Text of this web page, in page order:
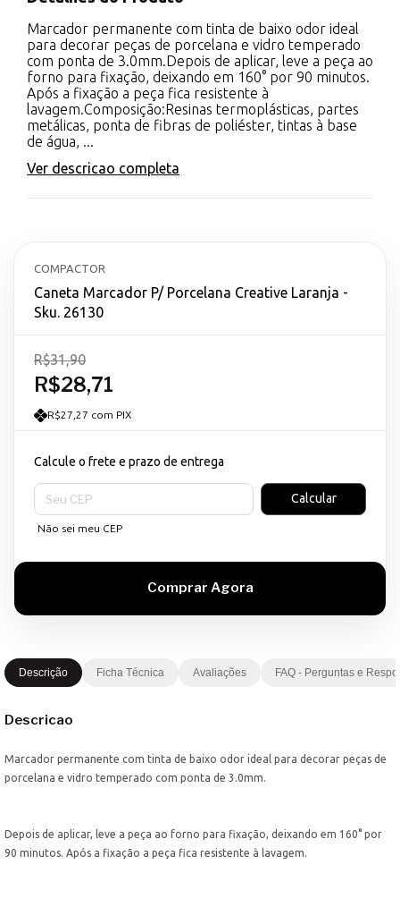
Marcador permanente com tinta de baixo odor ideal
para decorar peças de porcelana e vidro temperado
com ponta de 3.0mm.Depois de aplicar, leve a peça ao
forno para fixação, deixando em 160° por 90 minutos.
Após a fixação a peça fica resistente à
lavagem.Composição:Resinas termoplásticas, partes
metálicas, ponta de fibras de poliéster, tintas à base
de água, ...
Ver descricao completa
COMPACTOR
Caneta Marcador P/ Porcelana Creative Laranja -
Sku. 26130
R$28,71
R$31,90
R$27,27 com PIX
Calcule o frete e prazo de entrega
Entregas para o CEP:
Calcular
Não sei meu CEP
Descrição Ficha Técnica Avaliações FAQ - Perguntas e
Descricao
Marcador permanente com tinta de baixo odor ideal para decorar peças de
porcelana e vidro temperado com ponta de 3.0mm.
Depois de aplicar, leve a peça ao forno para fixação, deixando em 160° por
90 minutos. Após a fixação a peça fica resistente à lavagem.